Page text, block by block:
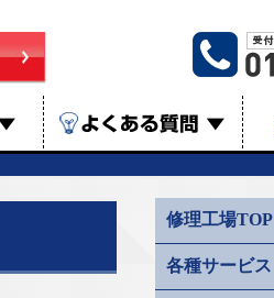
よくある質問 ▼
修理工場TOP
各種サービス